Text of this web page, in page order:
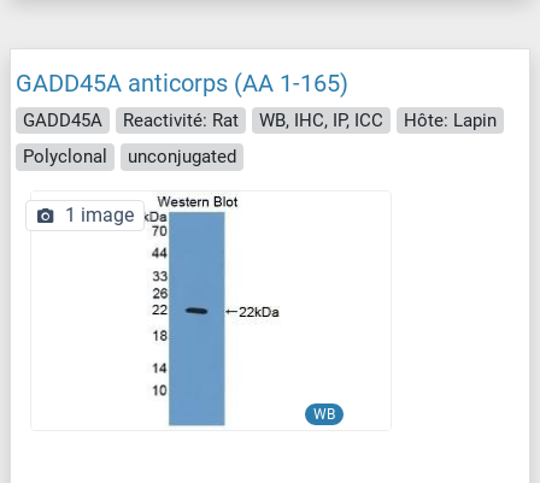
GADD45A anticorps (AA 1-165)
GADD45A Reactivité: Rat WB, IHC, IP, ICC
Hôte: Lapin
Polyclonal
unconjugated
WB
1 image